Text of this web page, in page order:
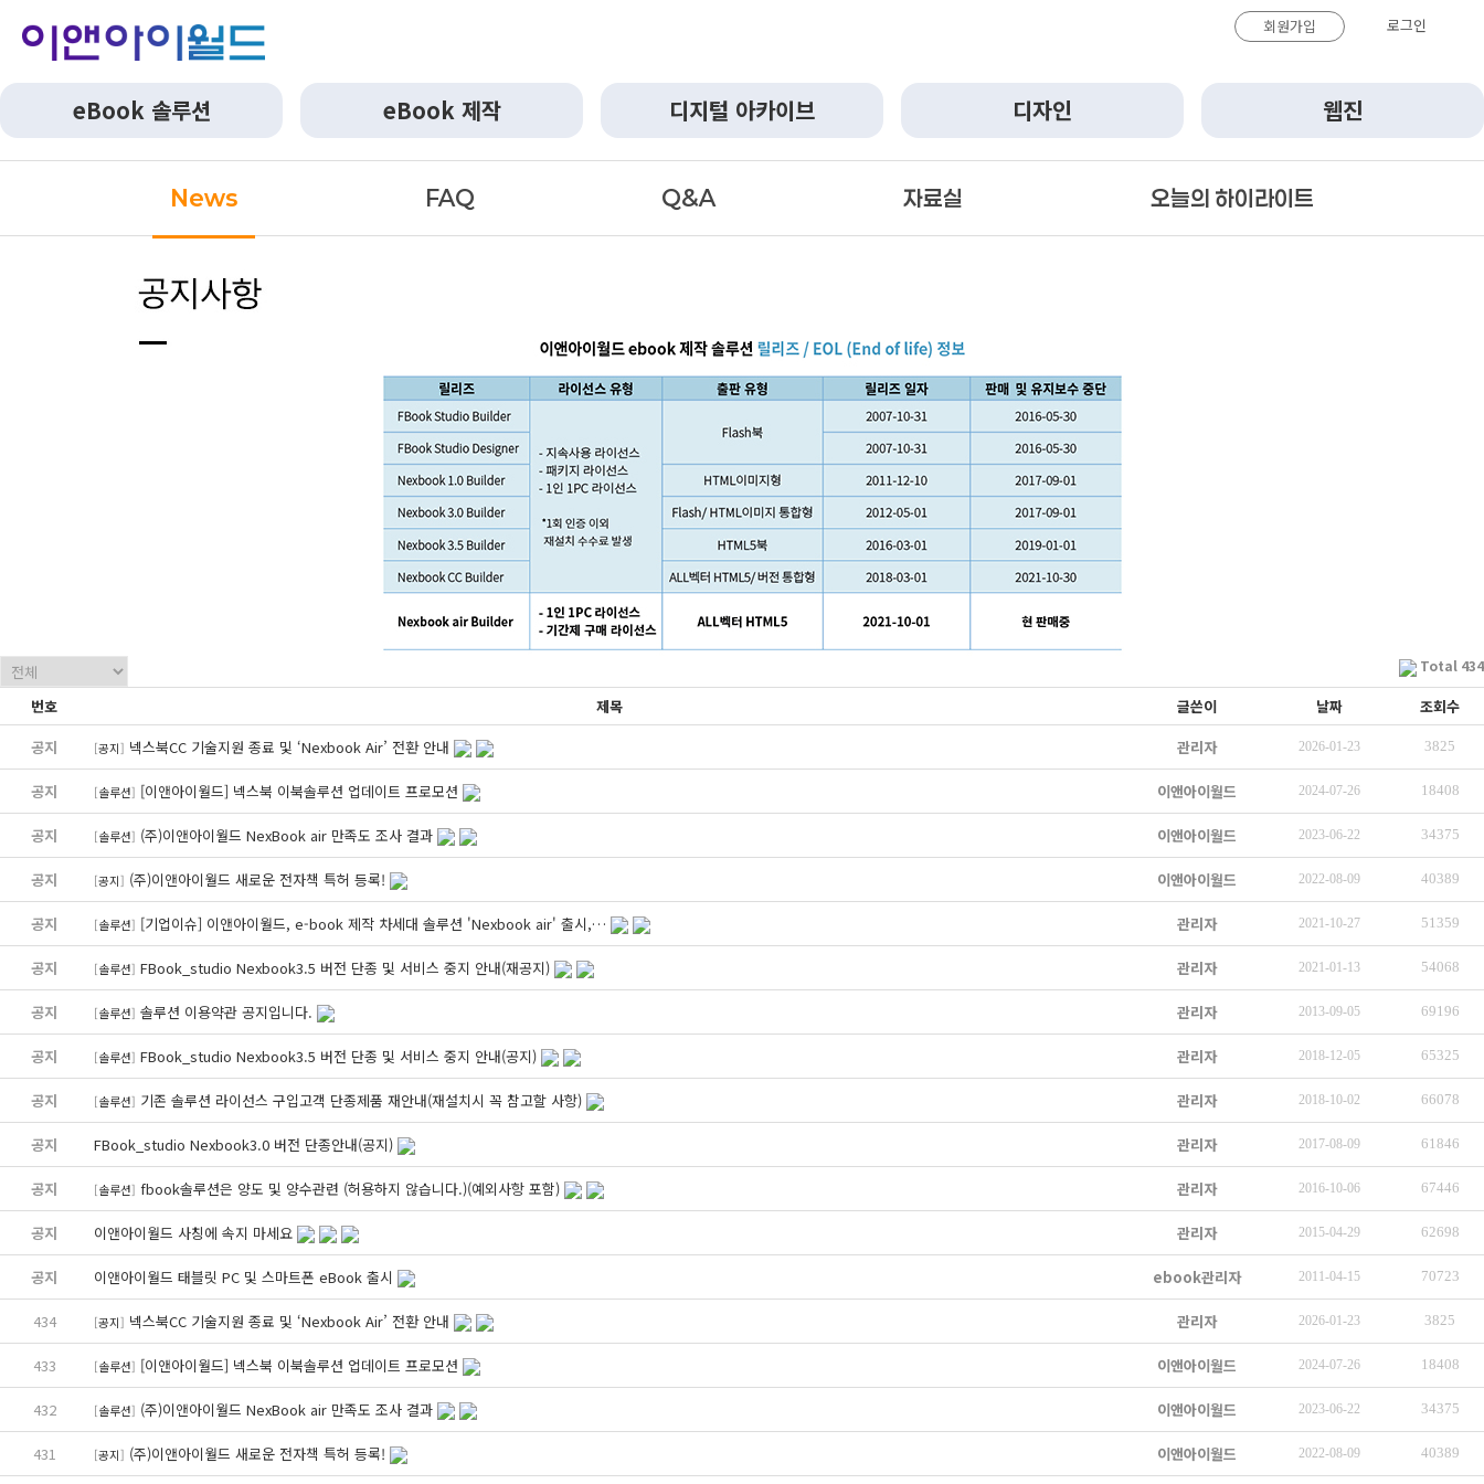
회원가입 로그인
eBook 솔루션 eBook 제작 디지털 아카이브 디자인 웹진
News FAQ Q&A 자료실 오늘의 하이라이트
Total 434
번호 제목 글쓴이 날짜
조회수
공지
[공지] 넥스북CC 기술지원 종료 및 ‘Nexbook Air’ 전환 안내 관리자 2026-01-23 3825
공지 [솔루션] [이앤아이월드] 넥스북 이북솔루션 업데이트 프로모션 이앤아이월드 2024-07-26 18408
공지 [솔루션] (주)이앤아이월드 NexBook air 만족도 조사 결과 이앤아이월드 2023-06-22 34375
공지 [공지] (주)이앤아이월드 새로운 전자책 특허 등록! 이앤아이월드 2022-08-09 40389
공지 [솔루션] [기업이슈] 이앤아이월드, e-book 제작 차세대 솔루션 'Nexbook air' 출시,… 관리자 2021-10-27 51359
공지 [솔루션] FBook_studio Nexbook3.5 버전 단종 및 서비스 중지 안내(재공지) 관리자 2021-01-13 54068
공지 [솔루션] 솔루션 이용약관 공지입니다. 관리자 2013-09-05 69196
공지 [솔루션] FBook_studio Nexbook3.5 버전 단종 및 서비스 중지 안내(공지) 관리자 2018-12-05 65325
공지 [솔루션] 기존 솔루션 라이선스 구입고객 단종제품 재안내(재설치시 꼭 참고할 사항) 관리자 2018-10-02 66078
공지 FBook_studio Nexbook3.0 버전 단종안내(공지) 관리자 2017-08-09 61846
공지 [솔루션] fbook솔루션은 양도 및 양수관련 (허용하지 않습니다.)(예외사항 포함) 관리자 2016-10-06 67446
공지 이앤아이월드 사칭에 속지 마세요 관리자 2015-04-29 62698
공지 이앤아이월드 태블릿 PC 및 스마트폰 eBook 출시 ebook관리자 2011-04-15 70723
434 [공지] 넥스북CC 기술지원 종료 및 ‘Nexbook Air’ 전환 안내 관리자 2026-01-23 3825
433 [솔루션] [이앤아이월드] 넥스북 이북솔루션 업데이트 프로모션 이앤아이월드 2024-07-26 18408
432 [솔루션] (주)이앤아이월드 NexBook air 만족도 조사 결과 이앤아이월드 2023-06-22 34375
431 [공지] (주)이앤아이월드 새로운 전자책 특허 등록! 이앤아이월드 2022-08-09 40389